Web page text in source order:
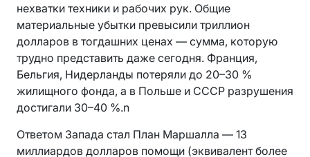
нехватки техники и рабочих рук. Общие
материальные убытки превысили триллион
долларов в тогдашних ценах — сумма, которую
трудно представить даже сегодня. Франция,
Бельгия, Нидерланды потеряли до 20–30 %
жилищного фонда, а в Польше и СССР разрушения
достигали 30–40 %.n
Ответом Запада стал План Маршалла — 13
миллиардов долларов помощи (эквивалент более